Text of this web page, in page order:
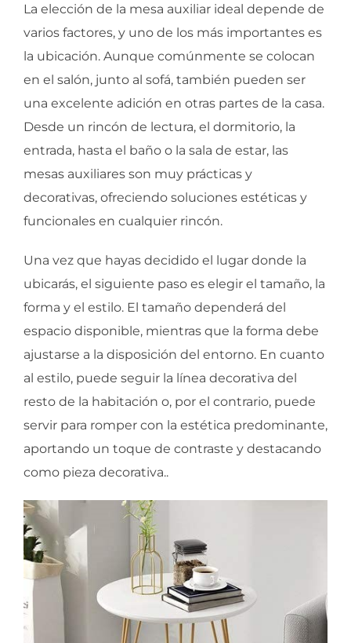
La elección de la mesa auxiliar ideal depende de
varios factores, y uno de los más importantes es
la ubicación. Aunque comúnmente se colocan
en el salón, junto al sofá, también pueden ser
una excelente adición en otras partes de la casa.
Desde un rincón de lectura, el dormitorio, la
entrada, hasta el baño o la sala de estar, las
mesas auxiliares son muy prácticas y
decorativas, ofreciendo soluciones estéticas y
funcionales en cualquier rincón.
Una vez que hayas decidido el lugar donde la
ubicarás, el siguiente paso es elegir el tamaño, la
forma y el estilo. El tamaño dependerá del
espacio disponible, mientras que la forma debe
ajustarse a la disposición del entorno. En cuanto
al estilo, puede seguir la línea decorativa del
resto de la habitación o, por el contrario, puede
servir para romper con la estética predominante,
aportando un toque de contraste y destacando
como pieza decorativa..